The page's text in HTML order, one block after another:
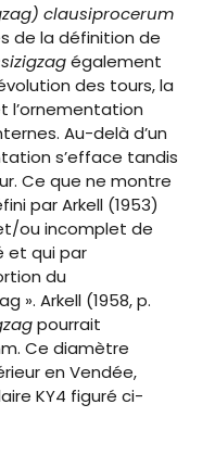
clausiprocerum
de la définition de
également
des tours, la
l’ornementation
Au-delà d’un
s’efface tandis
Ce que ne montre
par Arkell (1953)
ou incomplet de
et qui par
du
». Arkell (1958, p.
pourrait
Ce diamètre
en Vendée,
KY4 figuré ci-